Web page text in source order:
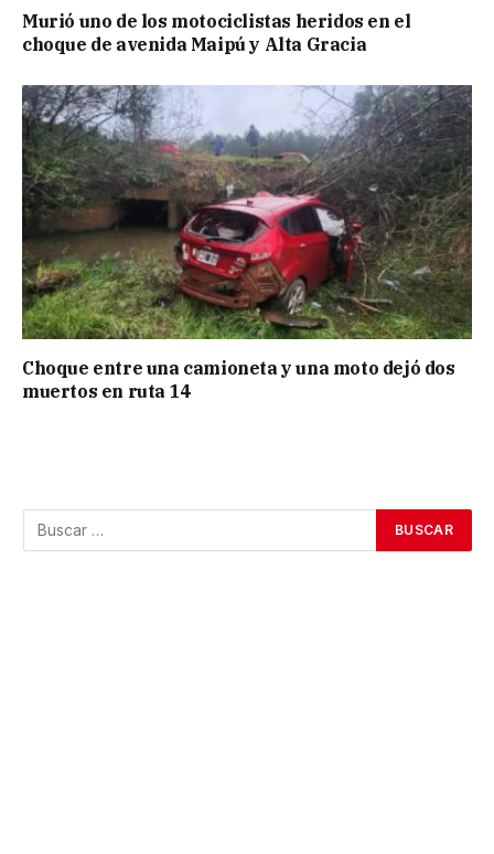
Murió uno de los motociclistas heridos en el
choque de avenida Maipú y Alta Gracia
Choque entre una camioneta y una moto dejó dos
muertos en ruta 14